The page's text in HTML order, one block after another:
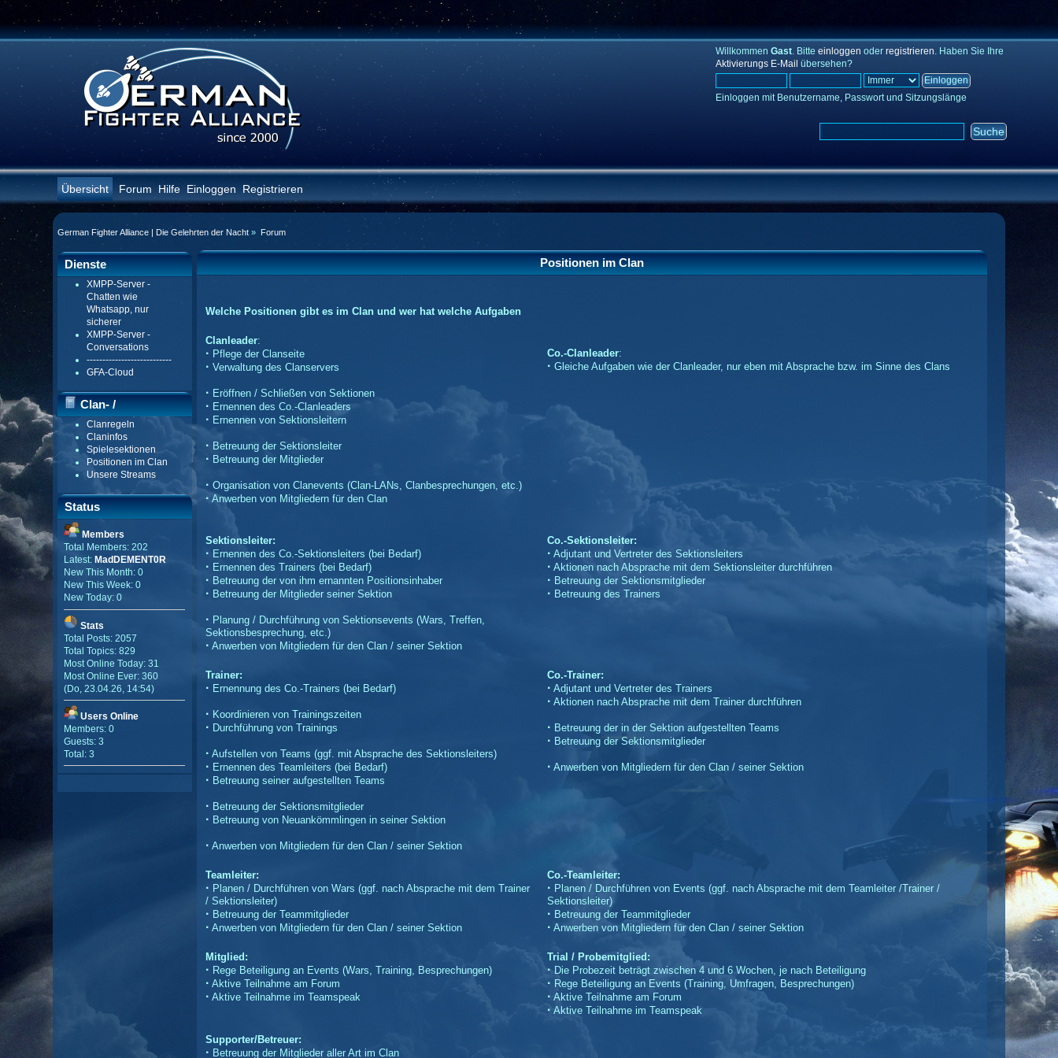
Willkommen Gast. Bitte einloggen oder registrieren. Haben Sie Ihre
Aktivierungs E-Mail übersehen?
Einloggen mit Benutzername, Passwort und Sitzungslänge
Übersicht Forum Hilfe Einloggen Registrieren
German Fighter Alliance | Die Gelehrten der Nacht » Forum
Dienste
XMPP-Server -
Chatten wie
Whatsapp, nur
sicherer
XMPP-Server -
Conversations
---------------------------
GFA-Cloud
Clan- /
Gildenmenü
Clanregeln
Claninfos
Spielesektionen
Positionen im Clan
Unsere Streams
Status
Members
Total Members: 202
Latest: MadDEMENT0R
New This Month: 0
New This Week: 0
New Today: 0
Stats
Total Posts: 2057
Total Topics: 829
Most Online Today: 31
Most Online Ever: 360
(Do, 23.04.26, 14:54)
Users Online
Members: 0
Guests: 3
Total: 3
Positionen im Clan
Welche Positionen gibt es im Clan und wer hat welche Aufgaben
Clanleader:
· Pflege der Clanseite
· Verwaltung des Clanservers
· Eröffnen / Schließen von Sektionen
· Ernennen des Co.-Clanleaders
· Ernennen von Sektionsleitern
· Betreuung der Sektionsleiter
· Betreuung der Mitglieder
· Organisation von Clanevents (Clan-LANs, Clanbesprechungen, etc.)
· Anwerben von Mitgliedern für den Clan
Co.-Clanleader:
· Gleiche Aufgaben wie der Clanleader, nur eben mit Absprachebzw. im Sinne des Clans
Sektionsleiter:
· Ernennen des Co.-Sektionsleiters (bei Bedarf)
· Ernennen des Trainers (bei Bedarf)
· Betreuung der von ihm ernannten Positionsinhaber
· Betreuung der Mitglieder seiner Sektion
· Planung / Durchführung von Sektionsevents (Wars, Treffen,
Sektionsbesprechung, etc.)
· Anwerben von Mitgliedern für den Clan / seiner Sektion
Co.-Sektionsleiter:
· Adjutant und Vertreter des Sektionsleiters
· Aktionen nach Absprache mit dem Sektionsleiter durchführen
· Betreuung der Sektionsmitglieder
· Betreuung des Trainers
Trainer:
· Ernennung des Co.-Trainers (bei Bedarf)
· Koordinieren von Trainingszeiten
· Durchführung von Trainings
· Aufstellen von Teams (ggf. mit Absprache des Sektionsleiters)
· Ernennen des Teamleiters (bei Bedarf)
· Betreuung seiner aufgestellten Teams
· Betreuung der Sektionsmitglieder
· Betreuung von Neuankömmlingen in seiner Sektion
· Anwerben von Mitgliedern für den Clan / seiner Sektion
Co.-Trainer:
· Adjutant und Vertreter des Trainers
· Aktionen nach Absprache mit dem Trainer durchführen
· Betreuung der in der Sektion aufgestellten Teams
· Betreuung der Sektionsmitglieder
· Anwerben von Mitgliedern für den Clan / seiner Sektion
Teamleiter:
· Planen / Durchführen von Wars (ggf. nach Absprache mit dem Trainer
/ Sektionsleiter)
· Betreuung der Teammitglieder
· Anwerben von Mitgliedern für den Clan / seiner Sektion
Co.-Teamleiter:
· Planen / Durchführen von Events (ggf. nach Absprache mit dem Teamleiter /Trainer /
Sektionsleiter)
· Betreuung der Teammitglieder
· Anwerben von Mitgliedern für den Clan / seiner Sektion
Mitglied:
· Rege Beteiligung an Events (Wars, Training, Besprechungen)
· Aktive Teilnahme am Forum
· Aktive Teilnahme im Teamspeak
Trial / Probemitglied:
·Die Probezeit beträgt zwischen 4 und 6 Wochen, je nach Beteiligung
· Rege Beteiligung an Events (Training, Umfragen, Besprechungen)
· Aktive Teilnahme am Forum
· Aktive Teilnahme im Teamspeak
Supporter/Betreuer:
· Betreuung der Mitglieder aller Art im Clan